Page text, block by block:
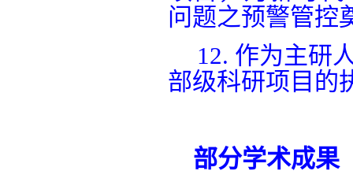
问题之预警管控
12. 作为主研
部级科研项目的
部分学术成果